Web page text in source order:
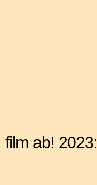
film ab! 2023: